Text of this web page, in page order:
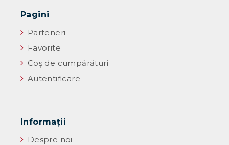
Pagini
Parteneri
Favorite
Coș de cumpărături
Autentificare
Informaţii
Despre noi